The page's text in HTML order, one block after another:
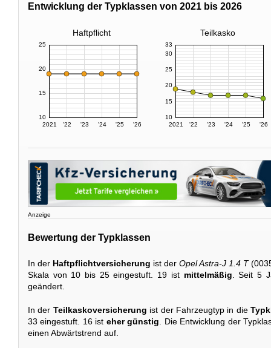
Entwicklung der Typklassen von 2021 bis 2026
Haftpflicht Teilkasko
2021 '22 '23 '24 '25 '26
10
15
20
25
2021 '22 '23 '24 '25 '26
10
15
20
25
30
33
Anzeige
Bewertung der Typklassen
In der Haftpflichtversicherung ist der Opel Astra-J 1.4 T
Skala von 10 bis 25 eingestuft. 19 ist mittelmäßig . Seit 5
geändert.
In der Teilkaskoversicherung ist der Fahrzeugtyp in die
33 eingestuft. 16 ist eher günstig . Die Entwicklung der
einen Abwärtstrend auf.